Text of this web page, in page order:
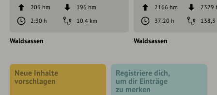
203 hm
196 hm
2:30 h
10,4 km
Waldsassen
2166 hm
2329
37:20 h
138,3
Waldsassen
Neue Inhalte
vorschlagen
Registriere dich,
um dir Einträge
zu merken